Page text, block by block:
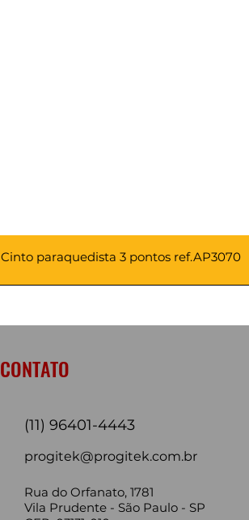
Cinto paraquedista 3 pontos ref.AP3070
CONTATO
(11) 96401-4443
progitek@progitek.com.br
Rua do Orfanato, 1781
Vila Prudente - São Paulo - SP